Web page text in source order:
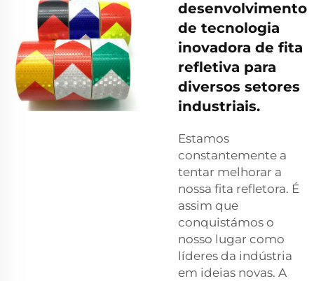
desenvolvimento
de tecnologia
inovadora de fita
refletiva para
diversos setores
industriais.
Estamos
constantemente a
tentar melhorar a
nossa fita refletora. É
assim que
conquistámos o
nosso lugar como
líderes da indústria
em ideias novas. A